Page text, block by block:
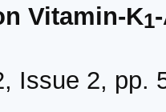
Vitamin-K1
Issue 2, pp.